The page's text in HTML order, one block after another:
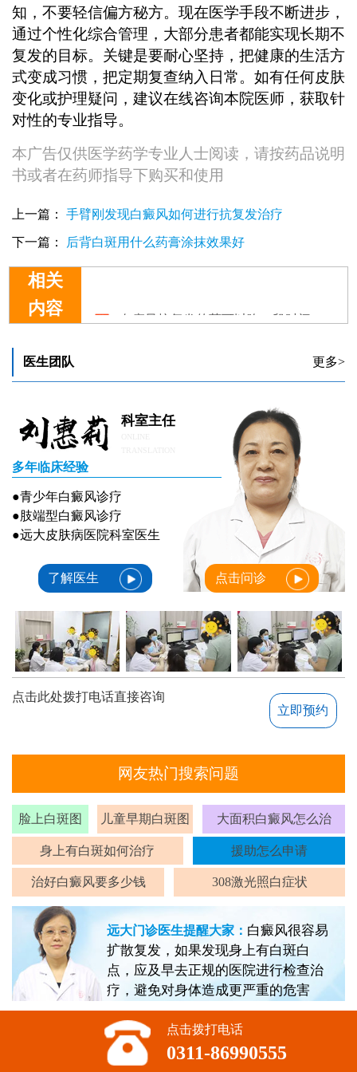
知，不要轻信偏方秘方。现在医学手段不断进步，
通过个性化综合管理，大部分患者都能实现长期不
复发的目标。关键是要耐心坚持，把健康的生活方
式变成习惯，把定期复查纳入日常。如有任何皮肤
变化或护理疑问，建议在线咨询本院医师，获取针
对性的专业指导。
本广告仅供医学药学专业人士阅读，请按药品说明
书或者在药师指导下购买和使用
上一篇： 手臂刚发现白癜风如何进行抗复发治疗
下一篇： 后背白斑用什么药膏涂抹效果好
相关
内容
植皮手术治疗白癜风抗复发效果怎么样
医生团队 更多>
科室主任
多年临床经验
●青少年白癜风诊疗
●肢端型白癜风诊疗
●远大皮肤病医院科室医生
了解医生 点击问诊
点击此处拨打电话直接咨询
立即预约
网友热门搜索问题
脸上白斑图 儿童早期白斑图 大面积白癜风怎么治
身上有白斑如何治疗 援助怎么申请
治好白癜风要多少钱 308激光照白症状
远大门诊医生提醒大家： 白癜风很容易
扩散复发，如果发现身上有白斑白
点，应及早去正规的医院进行检查治
疗，避免对身体造成更严重的危害
点击拨打电话
0311-86990555